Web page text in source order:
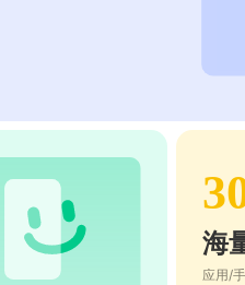
海
应用/